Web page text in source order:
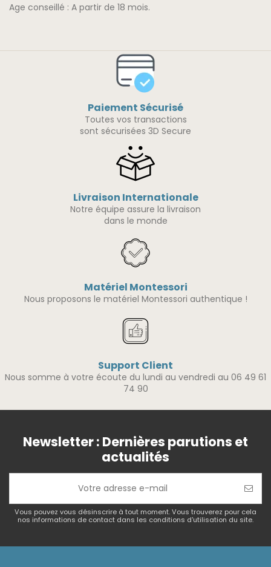
Age conseillé : A partir de 18 mois.
Paiement Sécurisé
Toutes vos transactions
sont sécurisées 3D Secure
Livraison Internationale
Notre équipe assure la livraison
dans le monde
Matériel Montessori
Nous proposons le matériel Montessori authentique !
Support Client
Nous somme à votre écoute du lundi au vendredi au 06 49 61
74 90
Newsletter : Dernières parutions et
actualités
Vous pouvez vous désinscrire à tout moment. Vous trouverez pour cela
nos informations de contact dans les conditions d'utilisation du site.